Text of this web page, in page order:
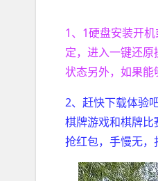
1、1硬盘安装开
定，进入一键还
状态另外，如果能
2、赶快下载体验
棋牌游戏和棋牌
抢红包，手慢无，